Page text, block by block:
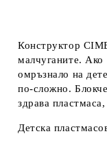
Конструктор
малчуганите. Ако
омръзнало на
по-сложно.
здрава
Детска